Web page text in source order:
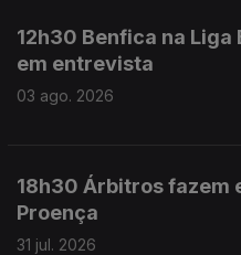
12h30 Benfica na Liga
em entrevista
03 ago. 2026
18h30 Árbitros fazem
Proença
31 jul. 2026